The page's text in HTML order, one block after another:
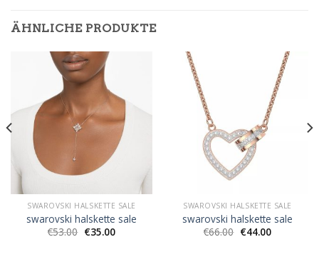
ÄHNLICHE PRODUKTE
SWAROVSKI HALSKETTE SALE
swarovski halskette sale
€53.00 €35.00
SWAROVSKI HALSKETTE SALE
swarovski halskette sale
€66.00 €44.00